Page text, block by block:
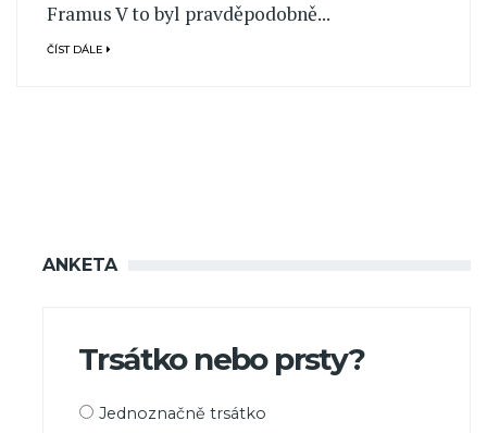
Framus V to byl pravděpodobně...
ČÍST DÁLE
ANKETA
Trsátko nebo prsty?
Možnosti
Jednoznačně trsátko